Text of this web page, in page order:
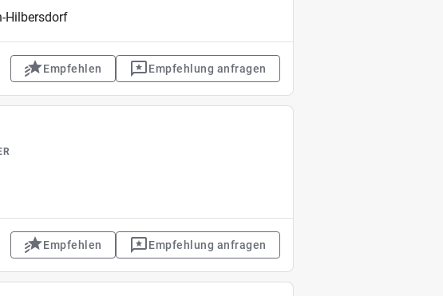
Hilbersdorf
Empfehlen Empfehlung anfragen
Empfehlen Empfehlung anfragen